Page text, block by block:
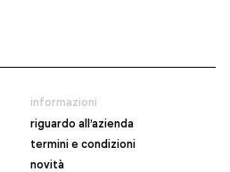
informazioni
riguardo all’azienda
termini e condizioni
novità